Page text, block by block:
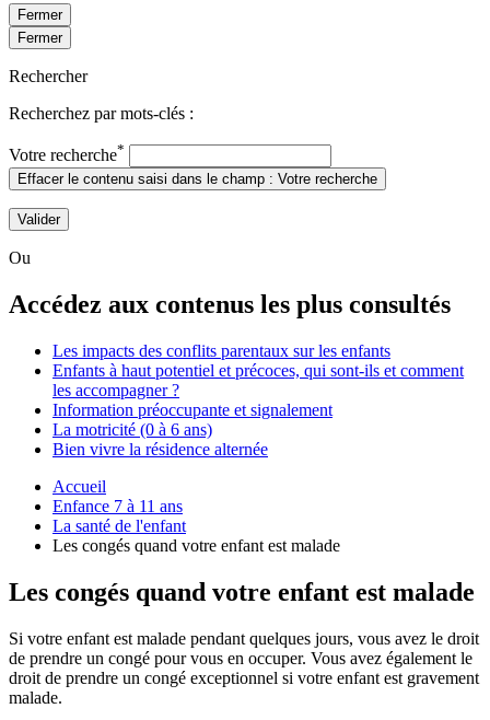
Fermer
Fermer
Rechercher
Recherchez par mots-clés :
Votre recherche*
Effacer le contenu saisi dans le champ : Votre recherche
Valider
Ou
Accédez aux contenus les plus consultés
Les impacts des conflits parentaux sur les enfants
Enfants à haut potentiel et précoces, qui sont-ils et comment
les accompagner ?
Information préoccupante et signalement
La motricité (0 à 6 ans)
Bien vivre la résidence alternée
Accueil
Enfance 7 à 11 ans
La santé de l'enfant
Les congés quand votre enfant est malade
Les congés quand votre enfant est malade
Si votre enfant est malade pendant quelques jours, vous avez le droit
de prendre un congé pour vous en occuper. Vous avez également le
droit de prendre un congé exceptionnel si votre enfant est gravement
malade.